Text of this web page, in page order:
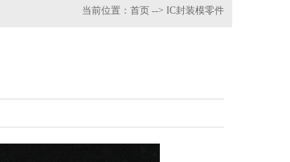
当前位置： 首页 --> IC封装模零件